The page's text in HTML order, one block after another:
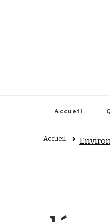
Accueil
Accueil